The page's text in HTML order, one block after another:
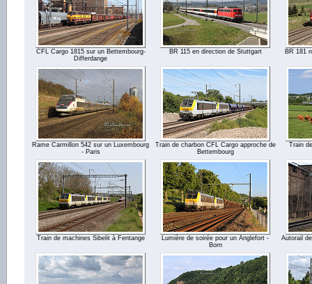
CFL Cargo 1815 sur un Bettembourg-
Differdange
BR 115 en direction de Stuttgart BR 181
Rame Carmillon 542 sur un Luxembourg
- Paris
Train de charbon CFL Cargo approche de
Bettembourg
Train
Train de machines Sibelit à Fentange
Lumière de soirée pour un Anglefort -
Born
Autorail